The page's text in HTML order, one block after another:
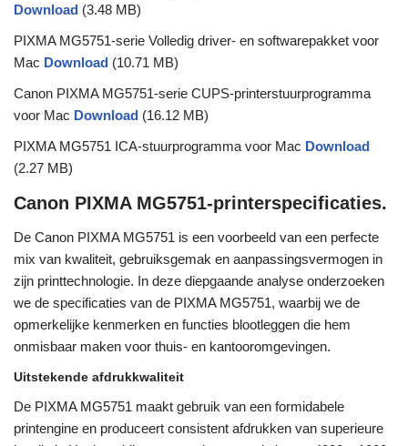
Download (3.48 MB)
PIXMA MG5751-serie Volledig driver- en softwarepakket voor
Mac Download (10.71 MB)
Canon PIXMA MG5751-serie CUPS-printerstuurprogramma
voor Mac Download (16.12 MB)
PIXMA MG5751 ICA-stuurprogramma voor Mac Download
(2.27 MB)
Canon PIXMA MG5751-printerspecificaties.
De Canon PIXMA MG5751 is een voorbeeld van een perfecte
mix van kwaliteit, gebruiksgemak en aanpassingsvermogen in
zijn printtechnologie. In deze diepgaande analyse onderzoeken
we de specificaties van de PIXMA MG5751, waarbij we de
opmerkelijke kenmerken en functies blootleggen die hem
onmisbaar maken voor thuis- en kantooromgevingen.
Uitstekende afdrukkwaliteit
De PIXMA MG5751 maakt gebruik van een formidabele
printengine en produceert consistent afdrukken van superieure